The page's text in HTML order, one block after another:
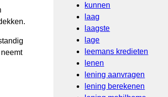
kunnen
laag
laagste
lage
leemans kredieten
lenen
lening aanvragen
lening berekenen